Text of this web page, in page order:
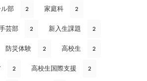
部 2 家庭科 2
芸部 2 新入生課題 2
防災体験 2 高校生 2
2 高校生国際支援 2